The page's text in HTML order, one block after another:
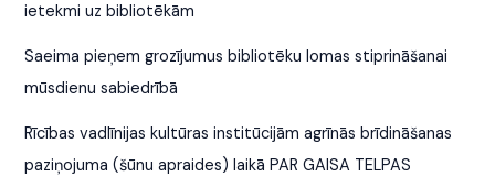
ietekmi uz bibliotēkām
Saeima pieņem grozījumus bibliotēku lomas stiprināšanai
mūsdienu sabiedrībā
Rīcības vadlīnijas kultūras institūcijām agrīnās brīdināšanas
paziņojuma (šūnu apraides) laikā PAR GAISA TELPAS